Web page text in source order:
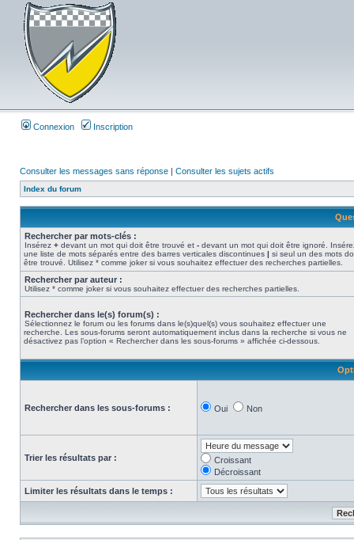
Connexion Inscription
Consulter les messages sans réponse | Consulter les sujets actifs
Index du forum
Rechercher par mots-clés :
Insérez + devant un mot qui doit être trouvé et - devant un mot qui doit être ignoré.
une liste de mots séparés entre des barres verticales discontinues | si seul un des mots
être trouvé. Utilisez * comme joker si vous souhaitez effectuer des recherches partielles.
Rechercher par auteur :
Utilisez * comme joker si vous souhaitez effectuer des recherches partielles.
Rechercher dans le(s) forum(s) :
Sélectionnez le forum ou les forums dans le(s)quel(s) vous souhaitez effectuer une
recherche. Les sous-forums seront automatiquement inclus dans la recherche si vous ne
désactivez pas l’option « Rechercher dans les sous-forums » affichée ci-dessous.
Rechercher dans les sous-forums : Oui Non
Trier les résultats par :
Croissant
Décroissant
Limiter les résultats dans le temps :